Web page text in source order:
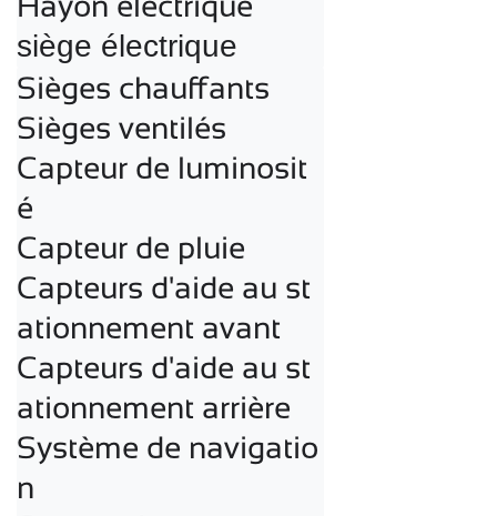
siège électrique
Sièges chauffants
Sièges ventilés
Capteur de luminosit
é
Capteur de pluie
Capteurs d'aide au st
ationnement avant
Capteurs d'aide au st
ationnement arrière
Système de navigatio
n